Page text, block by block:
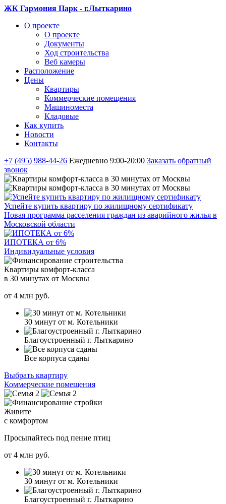
ЖК Гармония Парк - г.Лыткарино
О проекте
О проекте
Документы
Ход строительства
Веб камеры
Расположение
Цены
Квартиры
Коммерческие помещения
Машиноместа
Кладовые
Как купить
Новости
Контакты
+7 (495) 988-44-26 Ежедневно 9:00-20:00 Заказать обратный
звонок
Успейте купить квартиру по жилищному сертификату
Новая программа расселения граждан из аварийного жилья в
Московской области
ИПОТЕКА от 6%
Индивидуальные условия
Квартиры комфорт-класса
в 30 минутах от Москвы
от 4 млн руб.
30 минут от м. Котельники
Благоустроенный г. Лыткарино
Все корпуса сданы
Выбрать квартиру
Коммерческие помещения
Живите
с комфортом
Просыпайтесь под пение птиц
от 4 млн руб.
30 минут от м. Котельники
Благоустроенный г. Лыткарино